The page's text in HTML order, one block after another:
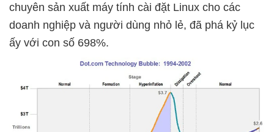
chuyên sản xuất máy tính cài đặt Linux cho các
doanh nghiệp và người dùng nhỏ lẻ, đã phá kỷ lục
ấy với con số 698%.